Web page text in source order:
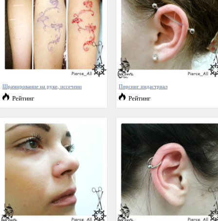
Шрамирование на руке, иссечени
Рейтинг
Пирсинг индастриал
Рейтинг